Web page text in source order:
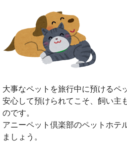
大事なペットを旅行中に預けるペ
安心して預けられてこそ、飼い主
のです。
アニーペット倶楽部のペットホテ
ましょう。